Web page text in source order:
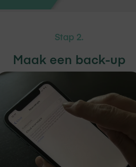
Stap 2.
Maak een back-up